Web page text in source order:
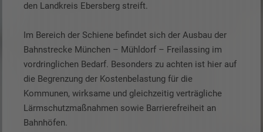
den Landkreis Ebersberg streift.
Im Bereich der Schiene befindet sich der Ausbau der
Bahnstrecke München – Mühldorf – Freilassing im
vordringlichen Bedarf. Besonders zu achten ist hier auf
die Begrenzung der Kostenbelastung für die
Kommunen, wirksame und gleichzeitig verträgliche
Lärmschutzmaßnahmen sowie Barrierefreiheit an
Bahnhöfen.